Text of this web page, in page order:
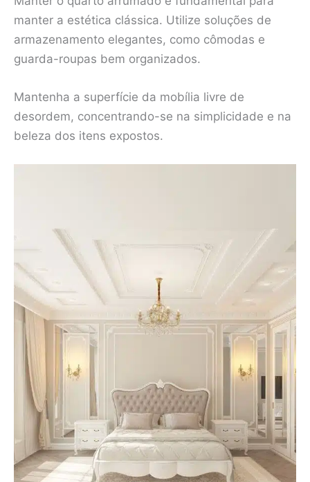
manter a estética clássica. Utilize soluções de
armazenamento elegantes, como cômodas e
guarda-roupas bem organizados.
Mantenha a superfície da mobília livre de
desordem, concentrando-se na simplicidade e na
beleza dos itens expostos.